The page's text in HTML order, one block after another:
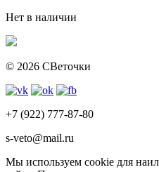
Нет в наличии
© 2026 СВеточки
+7 (922) 777-87-80
s-veto@mail.ru
Мы используем сookie для